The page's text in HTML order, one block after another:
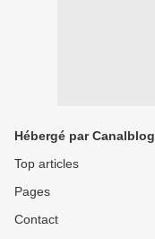
Hébergé par Canalblog
Top articles
Pages
Contact